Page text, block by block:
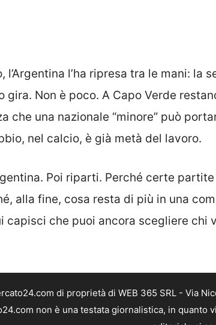
l’Argentina l’ha ripresa tra le mani: la
gira. Non è poco. A Capo Verde
che una nazionale “minore” può
nel calcio, è già metà del lavoro.
Poi riparti. Perché certe
alla fine, cosa resta di più in una
capisci che puoi ancora scegliere chi
di proprietà di WEB 365 SRL - Via
non è una testata giornalistica, in